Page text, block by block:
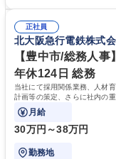
幅広く経験を積みたい意欲があ
務・人事】未経験歓迎/日
指す
のご経験 ■労務管理（給
■衛生管理者の資格をお持ちの方 学歴・資格 学歴：大学院
専修学校 高校 語学力：
正社員
北大阪急行電鉄株式
【豊中市/総務人
年休124日 総務
当社にて採用関係業務、人材
計画等の策定、さらに社内の
般を担当していただきます。
月給
30万円～38万円
勤務地